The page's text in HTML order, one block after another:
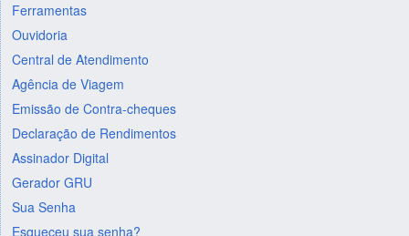
Ferramentas
Ouvidoria
Central de Atendimento
Agência de Viagem
Emissão de Contra-cheques
Declaração de Rendimentos
Assinador Digital
Gerador GRU
Sua Senha
Esqueceu sua senha?